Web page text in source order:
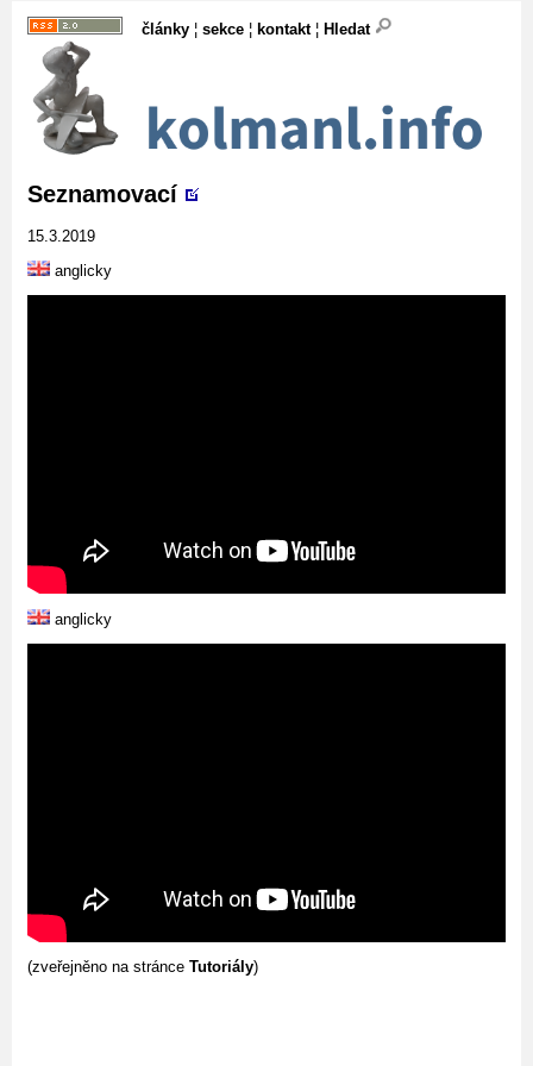
články ¦ sekce ¦ kontakt¦ Hledat
Seznamovací
15.3.2019
anglicky
anglicky
(zveřejněno na stránce Tutoriály)